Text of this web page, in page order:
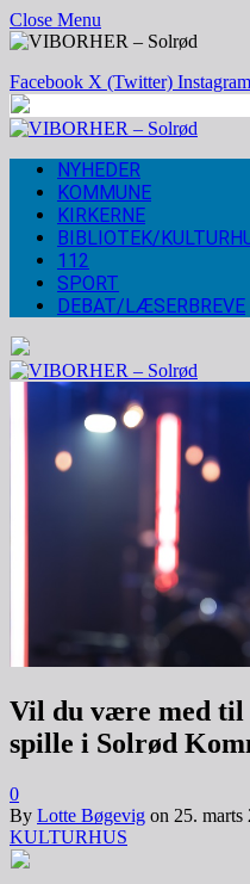
Close Menu
Facebook X (Twitter) Instagram
NYHEDER
KOMMUNE
KIRKERNE
BIBLIOTEK/
112
SPORT
DEBAT/LÆSERBREVE
Vil du være med
spille i Solrød
0
By Lotte Bøgevig on 25. marts
KULTURHUS